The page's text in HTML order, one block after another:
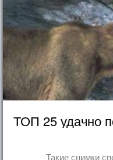
ТОП 25 удачно
Такие снимки